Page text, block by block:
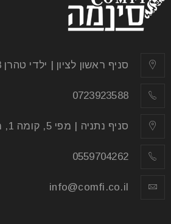
סניף ראשון לציון | ילדי טהרן 8, מתחם "gigi's"
0723923588
סניף נתניה | מפי 5, קומה 1, מתחם "Soho"
0559704262
info@comfi.co.il